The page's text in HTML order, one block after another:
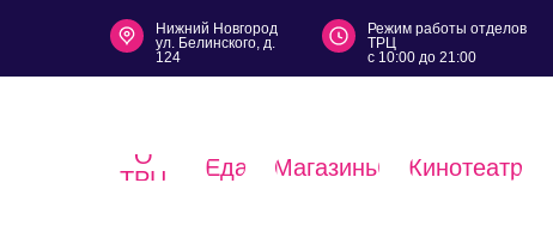
Режим работы отделов
ТРЦ
с 10:00 до 21:00
Нижний Новгород
ул. Белинского, д.
124
О
ТРЦ
Магазины
Еда Кинотеатр